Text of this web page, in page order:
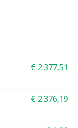
€ 2.377,51
€ 2.376,19